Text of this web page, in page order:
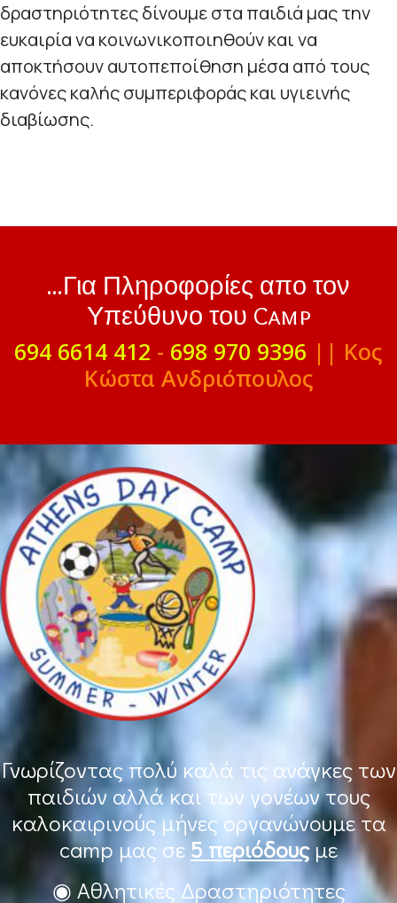
δραστηριότητες δίνουμε στα παιδιά μας την
ευκαιρία να κοινωνικοποιηθούν και να
αποκτήσουν αυτοπεποίθηση μέσα από τους
κανόνες καλής συμπεριφοράς και υγιεινής
διαβίωσης.
...Για Πληροφορίες απο τον
Υπεύθυνο του Camp
694 6614 412 - 698 970 9396 || Κος
Κώστα Ανδριόπουλος
Γνωρίζοντας πολύ καλά τις ανάγκες των
παιδιών αλλά και των γονέων τους
καλοκαιρινούς μήνες οργανώνουμε τα
camp μας σε 5 περιόδουςμε
◉ Αθλητικές Δραστηριότητες